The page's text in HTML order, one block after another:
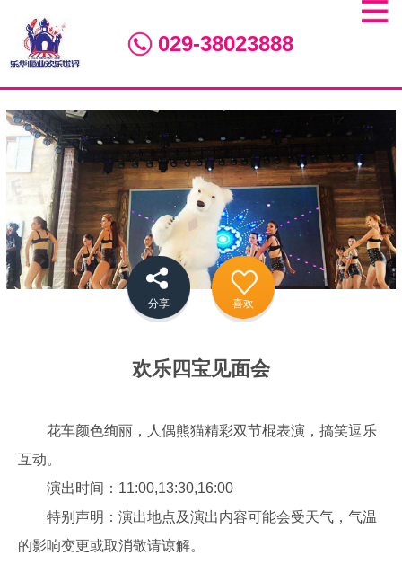
029-38023888
分享 喜欢
欢乐四宝见面会
花车颜色绚丽，人偶熊猫精彩双节棍表演，搞笑逗乐
互动。
演出时间：11:00,13:30,16:00
特别声明：演出地点及演出内容可能会受天气，气温
的影响变更或取消敬请谅解。